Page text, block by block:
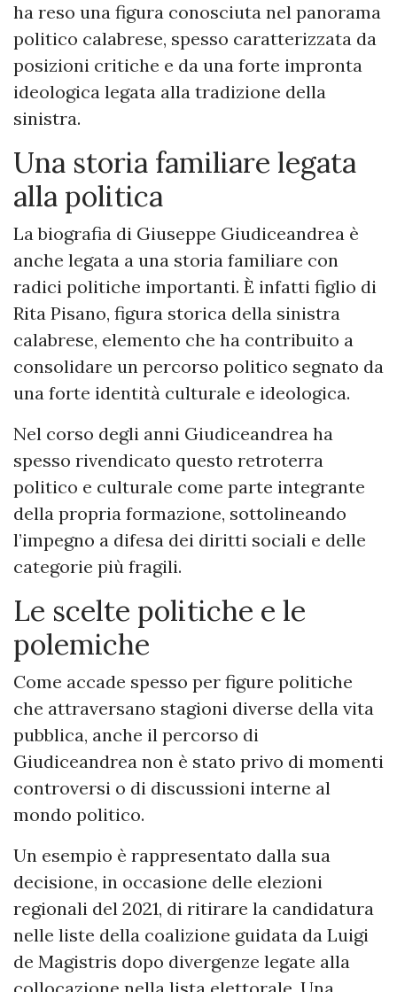
ha reso una figura conosciuta nel panorama
politico calabrese, spesso caratterizzata da
posizioni critiche e da una forte impronta
ideologica legata alla tradizione della
sinistra.
Una storia familiare legata
alla politica
La biografia di Giuseppe Giudiceandrea è
anche legata a una storia familiare con
radici politiche importanti. È infatti figlio di
Rita Pisano, figura storica della sinistra
calabrese, elemento che ha contribuito a
consolidare un percorso politico segnato da
una forte identità culturale e ideologica.
Nel corso degli anni Giudiceandrea ha
spesso rivendicato questo retroterra
politico e culturale come parte integrante
della propria formazione, sottolineando
l’impegno a difesa dei diritti sociali e delle
categorie più fragili.
Le scelte politiche e le
polemiche
Come accade spesso per figure politiche
che attraversano stagioni diverse della vita
pubblica, anche il percorso di
Giudiceandrea non è stato privo di momenti
controversi o di discussioni interne al
mondo politico.
Un esempio è rappresentato dalla sua
decisione, in occasione delle elezioni
regionali del 2021, di ritirare la candidatura
nelle liste della coalizione guidata da Luigi
de Magistris dopo divergenze legate alla